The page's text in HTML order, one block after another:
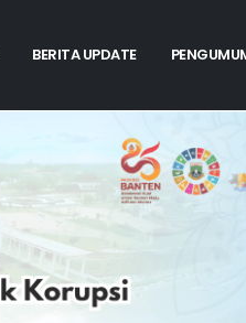
BERITA UPDATE